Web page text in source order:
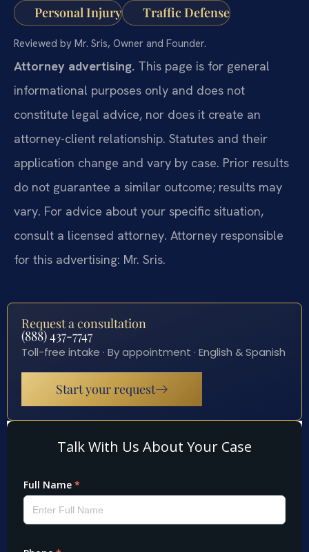
Personal Injury Traffic Defense
Reviewed by Mr. Sris, Owner and Founder.
Attorney advertising. This page is for general
informational purposes only and does not
constitute legal advice, nor does it create an
attorney-client relationship. Statutes and their
application change and vary by case. Prior results
do not guarantee a similar outcome; results may
vary. For advice about your specific situation,
consult a licensed attorney. Attorney responsible
for this advertising: Mr. Sris.
Request a consultation
(888) 437-7747
Toll-free intake · By appointment · English & Spanish
Start your request